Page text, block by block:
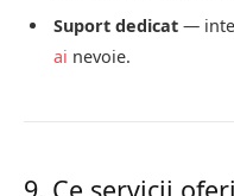
Suport dedicat —
ai nevoie.